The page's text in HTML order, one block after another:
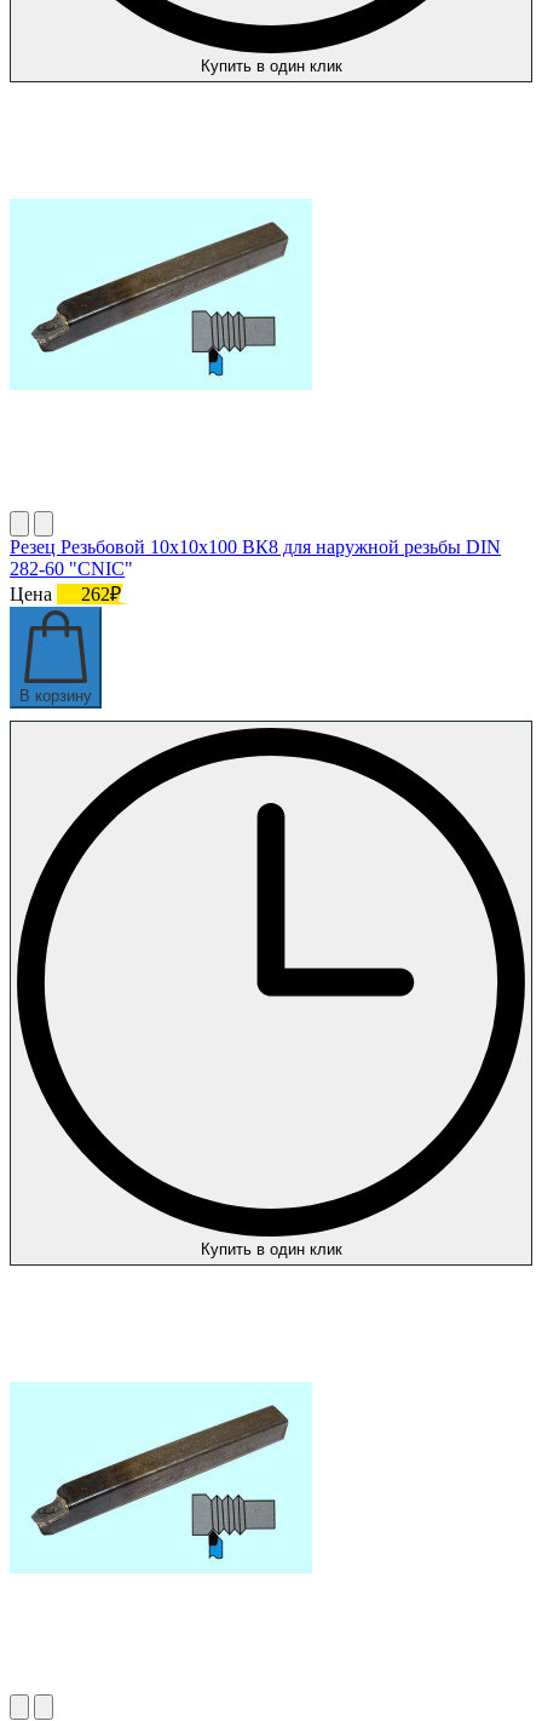
Купить в один клик
Резец Резьбовой 10х10х100 ВК8 для наружной резьбы DIN
282-60 "CNIC"
Цена
262₽
В корзину
Купить в один клик